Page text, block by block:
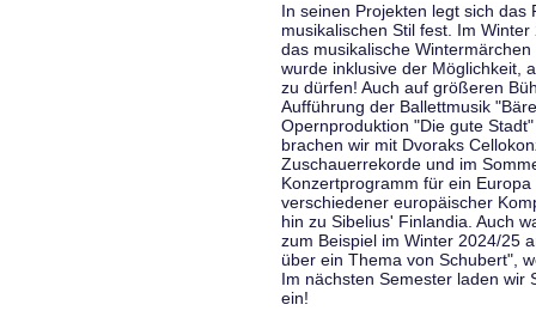
In seinen Projekten legt sich das
musikalischen Stil fest. Im
das musikalische
wurde inklusive der Möglichkeit,
zu dürfen! Auch auf größeren
Aufführung der Ballettmusik
Opernproduktion "Die gute
brachen wir mit Dvoraks
Zuschauerrekorde und im
Konzertprogramm für ein
verschiedener europäischer
hin zu Sibelius' Finlandia. Auch
zum Beispiel im Winter 2024/25
über ein Thema von Schubert",
Im nächsten Semester laden wir
ein!